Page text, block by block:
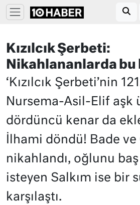
Kızılcık Şerbeti:
Nikahlananlarda
‘Kızılcık Şerbeti’nin
Nursema-Asil-Elif aşk
dördüncü kenar da
İlhami döndü! Bade ve
nikahlandı, oğlunu
isteyen Salkım ise bir
karşılaştı.